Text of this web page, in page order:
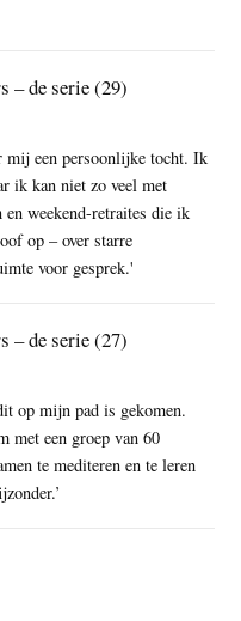
– de serie (29)
een persoonlijke tocht. Ik
ik kan niet zo veel met
en weekend-retraites die ik
op – over starre
voor gesprek.'
– de serie (27)
op mijn pad is gekomen.
met een groep van 60
te mediteren en te leren